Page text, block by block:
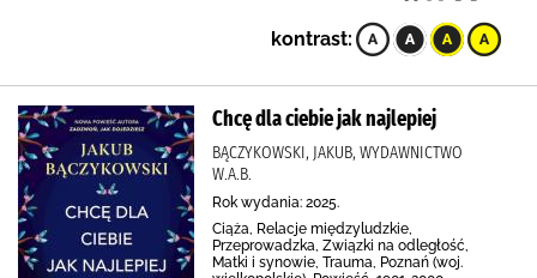
kontrast:
Chcę dla ciebie jak najlepiej
BĄCZYKOWSKI, JAKUB, WYDAWNICTWO
W.A.B.
Rok wydania: 2025.
Ciąża, Relacje międzyludzkie,
Przeprowadzka, Związki na odległość,
Matki i synowie, Trauma, Poznań (woj.